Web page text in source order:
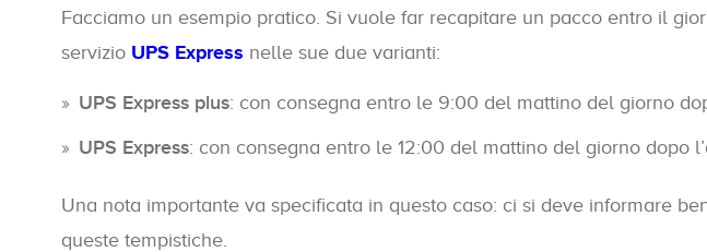
Facciamo un esempio pratico. Si vuole far recapitare un pacco entro il
servizio UPS Express nelle sue due varianti:
UPS Express plus: con consegna entro le 9:00 del mattino del giorno
UPS Express: con consegna entro le 12:00 del mattino del giorno dopo
Una nota importante va specificata in questo caso: ci si deve informare
queste tempistiche.